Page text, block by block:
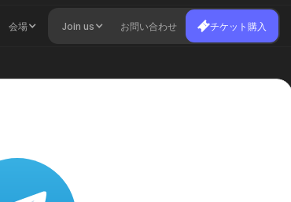
会場 Join us お問い合わせ チケット購入